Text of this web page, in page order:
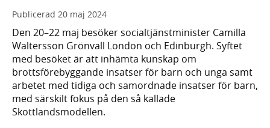
Publicerad 20 maj 2024
Den 20–22 maj besöker socialtjänstminister Camilla
Waltersson Grönvall London och Edinburgh. Syftet
med besöket är att inhämta kunskap om
brottsförebyggande insatser för barn och unga samt
arbetet med tidiga och samordnade insatser för barn,
med särskilt fokus på den så kallade
Skottlandsmodellen.